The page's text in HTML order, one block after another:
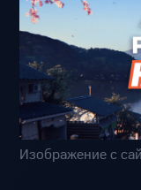
Изображение с